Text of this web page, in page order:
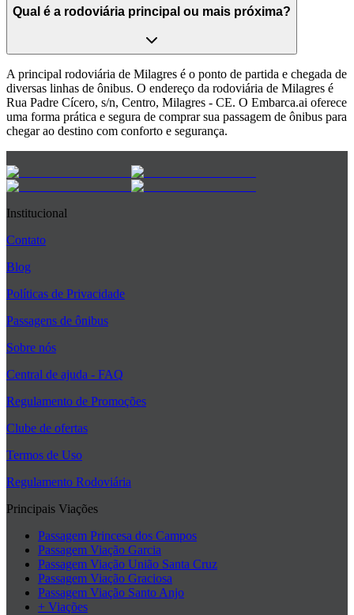
Qual é a rodoviária principal ou mais próxima?
A principal rodoviária de Milagres é o ponto de partida e chegada de
diversas linhas de ônibus. O endereço da rodoviária de Milagres é
Rua Padre Cícero, s/n, Centro, Milagres - CE. O Embarca.ai oferece
uma forma prática e segura de comprar sua passagem de ônibus para
chegar ao destino com conforto e segurança.
Institucional
Contato
Blog
Políticas de Privacidade
Passagens de ônibus
Sobre nós
Central de ajuda - FAQ
Regulamento de Promoções
Clube de ofertas
Termos de Uso
Regulamento Rodoviária
Principais Viações
Passagem Princesa dos Campos
Passagem Viação Garcia
Passagem Viação União Santa Cruz
Passagem Viação Graciosa
Passagem Viação Santo Anjo
+ Viações